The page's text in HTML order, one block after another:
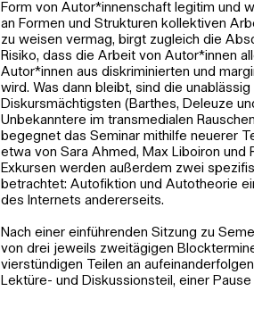
Form von Autor*innenschaft legitim und
an Formen und Strukturen kollektiven
zu weisen vermag, birgt zugleich die
Risiko, dass die Arbeit von Autor*innen
Autor*innen aus diskriminierten und
wird. Was dann bleibt, sind die
Diskursmächtigsten (Barthes, Deleuze
Unbekanntere im transmedialen
begegnet das Seminar mithilfe neuerer
etwa von Sara Ahmed, Max Liboiron und
Exkursen werden außerdem zwei
betrachtet: Autofiktion und Autotheorie
des Internets andererseits.
Nach einer einführenden Sitzung zu
von drei jeweils zweitägigen
vierstündigen Teilen an
Lektüre- und Diskussionsteil, einer